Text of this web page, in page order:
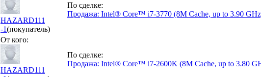
HAZARD111
-1(покупатель)
По сделке:
Продажа: Intel® Core™ i7-3770 (8M Cache, up to 3.90
От кого:
HAZARD111
По сделке:
Продажа: Intel® Core™ i7-2600K (8M Cache, up to 3.80